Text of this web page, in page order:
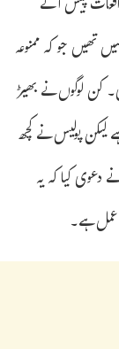
تھیں جو کہ ممنوعہ
کن لوگوں نے بھیڑ
لیکن پولیس نے کچھ
دعوی کیا کہ یہ
ہے۔